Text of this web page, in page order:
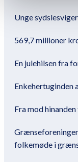
Unge
569,7 millioner
En julehilsen fra
Enkehertuginden
Fra mod
folkemøde i